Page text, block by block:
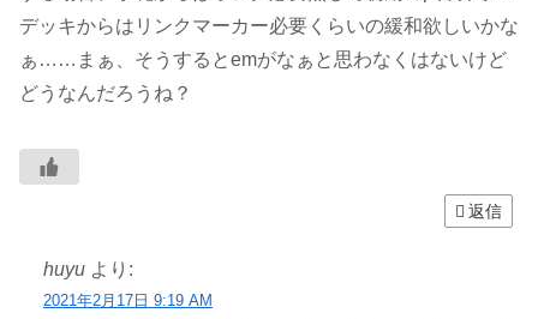
デッキからはリンクマーカー必要くらいの緩和欲しいかな
ぁ……まぁ、そうするとemがなぁと思わなくはないけど
どうなんだろうね？
返信
huyu より:
2021年2月17日 9:19 AM